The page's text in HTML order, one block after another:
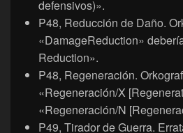
defensivos)».
P48, Reducción de Daño.
«DamageReduction»
Reduction».
P48, Regeneración.
«Regeneración/X
«Regeneración/N
P49, Tirador de Guerra.